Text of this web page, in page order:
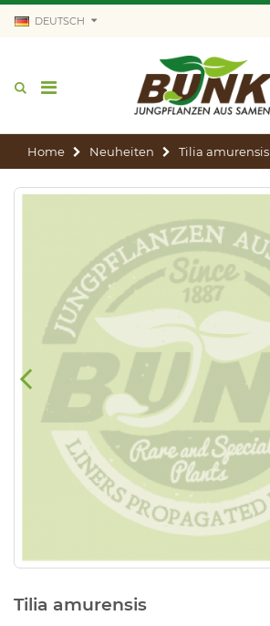
DEUTSCH
Home Neuheiten Tilia amurensis
Tilia amurensis